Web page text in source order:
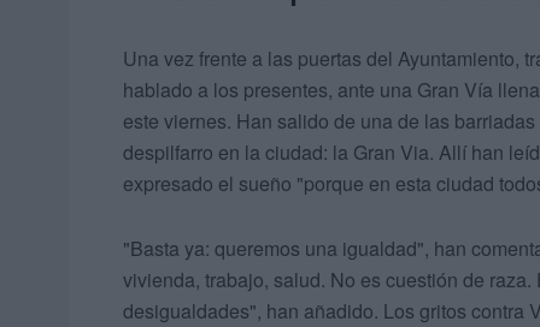
Una vez frente a las puertas del Ayuntamiento,
hablado a los presentes, ante una Gran Vía
este viernes. Han salido de una de las
despilfarro en la ciudad: la Gran Via. Allí han
expresado el sueño "porque en esta ciudad
"Basta ya: queremos una igualdad", han
vivienda, trabajo, salud. No es cuestión de
desigualdades", han añadido. Los gritos contra